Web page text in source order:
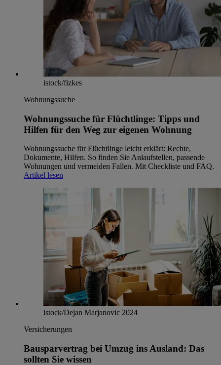
istock/fizkes
Wohnungssuche
Wohnungssuche für Flüchtlinge: Tipps und
Hilfen für den Weg zur eigenen Wohnung
Wohnungssuche für Flüchtlinge leicht erklärt: Rechte,
Dokumente, Hilfen. So finden Sie Anlaufstellen, passende
Wohnungen und vermeiden Fallen. Mit Checkliste und FAQ.
Artikel lesen
istock/Dejan Marjanovic 2024
Versicherungen
Bausparvertrag bei Umzug ins Ausland: Das
sollten Sie wissen